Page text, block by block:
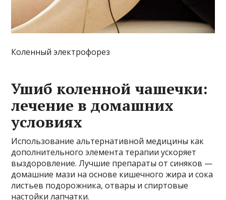
Коленный электрофорез
Ушиб коленной чашечки:
лечение в домашних
условиях
Использование альтернативной медицины как
дополнительного элемента терапии ускоряет
выздоровление. Лучшие препараты от синяков —
домашние мази на основе кишечного жира и сока
листьев подорожника, отвары и спиртовые
настойки лапчатки.